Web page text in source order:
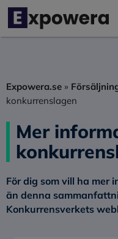
Hoppa
innehåll
Expowera.se »
konkurrenslagen
Mer
För dig som vill ha mer
än denna
Konkurrensverkets